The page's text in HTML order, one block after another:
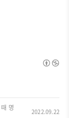
명
2022.09.22